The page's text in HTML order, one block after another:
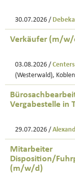
30.07.2026 /
Verkäufer (m/w/
03.08.2026 /
(Westerwald),
Vergabestelle in
29.07.2026 /
Mitarbeiter
Disposition/
(m/w/d)